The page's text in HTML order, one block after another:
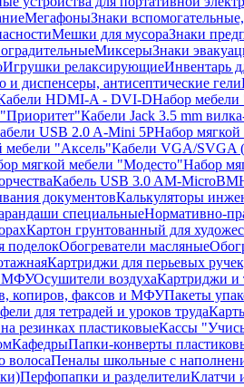
МегафоныЗнаки вспомогательные,
Мешки для мусораЗнаки
МиксерыЗнаки
Игрушки релаксирующиеИнвентарь
диспенсеры, антисептические гели
HDMI-A - DVI-DНабор
Кабели Jack 3.5 mm
USB 2.0 A-Mini 5PНабор
мебели "Аксель"Кабели VGA/SVGA
мягкой мебели "Модесто"Набор
Кабель USB 3.0 AM-MicroBM
документовКалькуляторы
специальныеНормативно-
Картон грунтованный для
поделокОбогреватели масляные
Картриджи для перьевых
МФУОсушители воздухаКартриджи и
копиров, факсов и МФУПакеты
для тетрадей и уроков труда
резинках пластиковыеКассы
КафедрыПапки-конверты
волосаПеналы школьные с
Перфопапки и разделителиКлатчи